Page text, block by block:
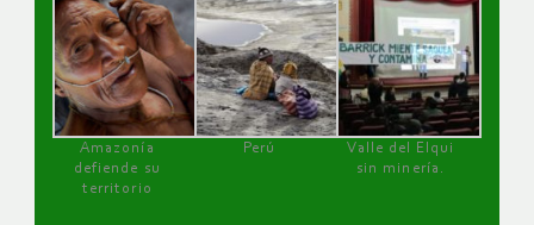
Amazonía
defiende su
territorio
Perú
Valle del Elqui
sin minería.